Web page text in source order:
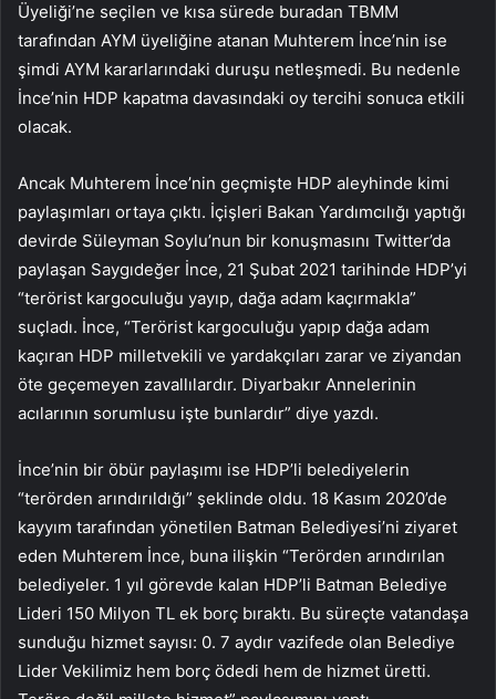
Üyeliği’ne seçilen ve kısa sürede buradan TBMM
tarafından AYM üyeliğine atanan Muhterem İnce’nin ise
şimdi AYM kararlarındaki duruşu netleşmedi. Bu nedenle
İnce’nin HDP kapatma davasındaki oy tercihi sonuca etkili
olacak.
Ancak Muhterem İnce’nin geçmişte HDP aleyhinde kimi
paylaşımları ortaya çıktı. İçişleri Bakan Yardımcılığı yaptığı
devirde Süleyman Soylu’nun bir konuşmasını Twitter’da
paylaşan Saygıdeğer İnce, 21 Şubat 2021 tarihinde HDP’yi
“terörist kargoculuğu yayıp, dağa adam kaçırmakla”
suçladı. İnce, “Terörist kargoculuğu yapıp dağa adam
kaçıran HDP milletvekili ve yardakçıları zarar ve ziyandan
öte geçemeyen zavallılardır. Diyarbakır Annelerinin
acılarının sorumlusu işte bunlardır” diye yazdı.
İnce’nin bir öbür paylaşımı ise HDP’li belediyelerin
“terörden arındırıldığı” şeklinde oldu. 18 Kasım 2020’de
kayyım tarafından yönetilen Batman Belediyesi’ni ziyaret
eden Muhterem İnce, buna ilişkin “Terörden arındırılan
belediyeler. 1 yıl görevde kalan HDP’li Batman Belediye
Lideri 150 Milyon TL ek borç bıraktı. Bu süreçte vatandaşa
sunduğu hizmet sayısı: 0. 7 aydır vazifede olan Belediye
Lider Vekilimiz hem borç ödedi hem de hizmet üretti.